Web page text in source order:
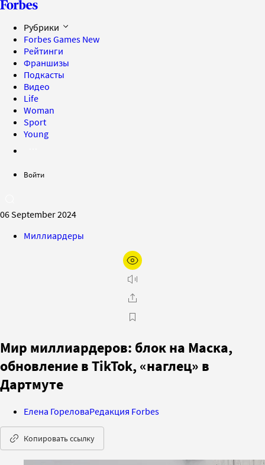
Рубрики
Forbes Games New
Рейтинги
Франшизы
Подкасты
Видео
Life
Woman
Sport
Young
Войти
06 September 2024
Миллиардеры
Мир миллиардеров: блок на Маска,
обновление в TikTok, «наглец» в
Дартмуте
Елена ГореловаРедакция Forbes
Копировать ссылку